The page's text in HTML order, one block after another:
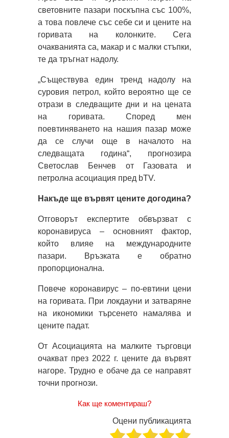
световните пазари поскъпна със 100%,
а това повлече със себе си и цените на
горивата на колонките. Сега
очакванията са, макар и с малки стъпки,
те да тръгнат надолу.
„Съществува един тренд надолу на
суровия петрол, който вероятно ще се
отрази в следващите дни и на цената
на горивата. Според мен
поевтиняването на нашия пазар може
да се случи още в началото на
следващата година“, прогнозира
Светослав Бенчев от Газовата и
петролна асоциация пред bTV.
Накъде ще вървят цените догодина?
Отговорът експертите обвързват с
коронавируса – основният фактор,
който влияе на международните
пазари. Връзката е обратно
пропорционална.
Повече коронавирус – по-евтини цени
на горивата. При локдауни и затваряне
на икономики търсенето намалява и
цените падат.
От Асоциацията на малките търговци
очакват през 2022 г. цените да вървят
нагоре. Трудно е обаче да се направят
точни прогнози.
Как ще коментираш?
Оцени публикацията